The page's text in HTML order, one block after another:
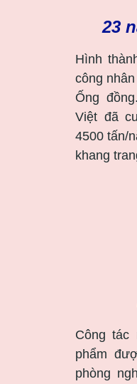
23
Hình
công
Ống
Việt đã
4500 tấn/
khang
Công tác
phẩm
phòng